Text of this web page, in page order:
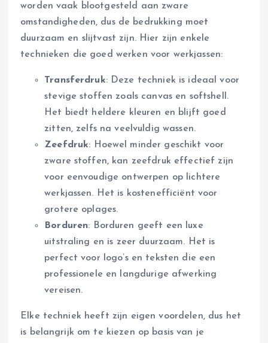
worden vaak blootgesteld aan zware
omstandigheden, dus de bedrukking moet
duurzaam en slijtvast zijn. Hier zijn enkele
technieken die goed werken voor werkjassen:
Transferdruk: Deze techniek is ideaal voor
stevige stoffen zoals canvas en softshell.
Het biedt heldere kleuren en blijft goed
zitten, zelfs na veelvuldig wassen.
Zeefdruk: Hoewel minder geschikt voor
zware stoffen, kan zeefdruk effectief zijn
voor eenvoudige ontwerpen op lichtere
werkjassen. Het is kostenefficiënt voor
grotere oplages.
Borduren: Borduren geeft een luxe
uitstraling en is zeer duurzaam. Het is
perfect voor logo’s en teksten die een
professionele en langdurige afwerking
vereisen.
Elke techniek heeft zijn eigen voordelen, dus het
is belangrijk om te kiezen op basis van je